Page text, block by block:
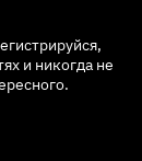
и никогда не